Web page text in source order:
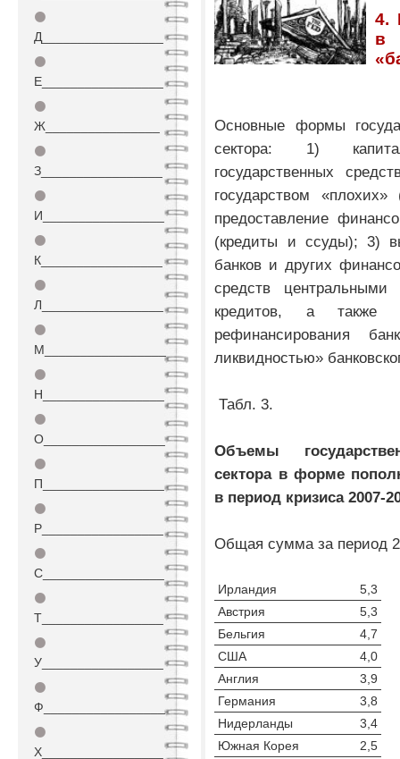
⚫
Д_________________
⚫
Е_________________
⚫
Ж________________
⚫
З_________________
⚫
И_________________
⚫
К_________________
⚫
Л_________________
⚫
М_________________
⚫
Н_________________
⚫
О_________________
⚫
П_________________
⚫
Р_________________
⚫
С_________________
⚫
Т_________________
⚫
У_________________
⚫
Ф_________________
⚫
Х_________________
4.
в
Основные формы
сектора: 1)
государственных
государством
предоставление
(кредиты и ссуды); 3)
банков и других
средств
кредитов, а также
рефинансирования
ликвидностью»
Табл. 3.
Объемы
сектора в форме
в период кризиса 2007-
Общая сумма за период
Ирландия
5,3
Австрия
5,3
Бельгия
4,7
США
4,0
Англия
3,9
Германия
3,8
Нидерланды
3,4
Южная Корея
2,5